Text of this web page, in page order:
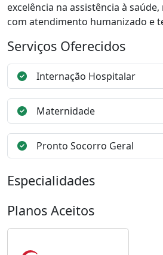
excelência na assistência à
com atendimento humanizado e
Serviços Oferecidos
Internação Hospitalar
Maternidade
Pronto Socorro Geral
Especialidades
Planos Aceitos